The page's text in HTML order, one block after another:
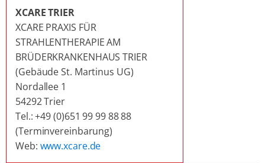
XCARE TRIER
XCARE PRAXIS FÜR
STRAHLENTHERAPIE AM
BRÜDERKRANKENHAUS TRIER
(Gebäude St. Martinus UG)
Nordallee 1
54292 Trier
Tel.: +49 (0)651 99 99 88 88
(Terminvereinbarung)
Web: www.xcare.de